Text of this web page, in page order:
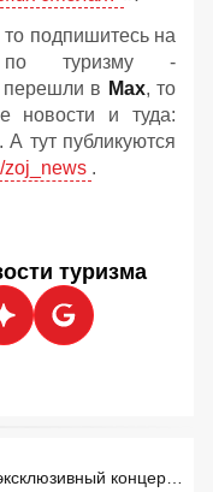
то подпишитесь на
туризму -
в Мах, то
новости и туда:
. А тут публикуются
zoj_news .
туризма
Таркан даст эксклюзивный концерт в Мармарисе 29 августа: российские туристы уже покупают билеты